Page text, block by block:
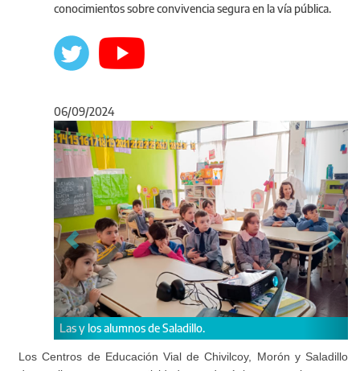
conocimientos sobre convivencia segura en la vía pública.
06/09/2024
Anterior
Los Centros de Educación Vial de Chivilcoy, Morón y Saladillo